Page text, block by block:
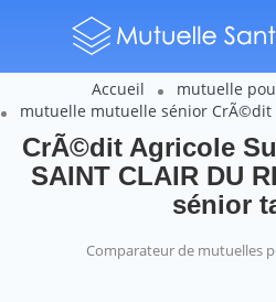
Accueil
mutuelle
mutuelle mutuelle sénior CrÃ©dit
CrÃ©dit Agricole
SAINT CLAIR DU
sénior
Comparateur de mutuelles